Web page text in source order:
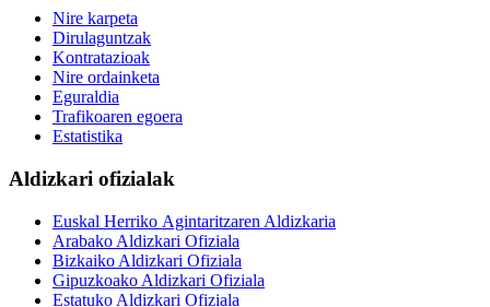
Nire karpeta
Dirulaguntzak
Kontratazioak
Nire ordainketa
Eguraldia
Trafikoaren egoera
Estatistika
Aldizkari ofizialak
Euskal Herriko Agintaritzaren Aldizkaria
Arabako Aldizkari Ofiziala
Bizkaiko Aldizkari Ofiziala
Gipuzkoako Aldizkari Ofiziala
Estatuko Aldizkari Ofiziala